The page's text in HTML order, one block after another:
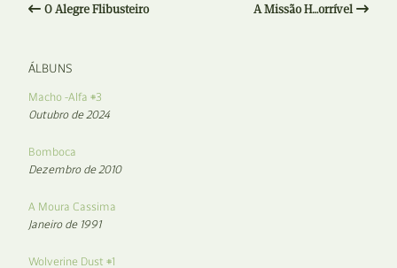
O Alegre Flibusteiro A Missão H…orrível
ÁLBUNS
Macho -Alfa #3
Outubro de 2024
Bomboca
Dezembro de 2010
A Moura Cassima
Janeiro de 1991
Wolverine Dust #1